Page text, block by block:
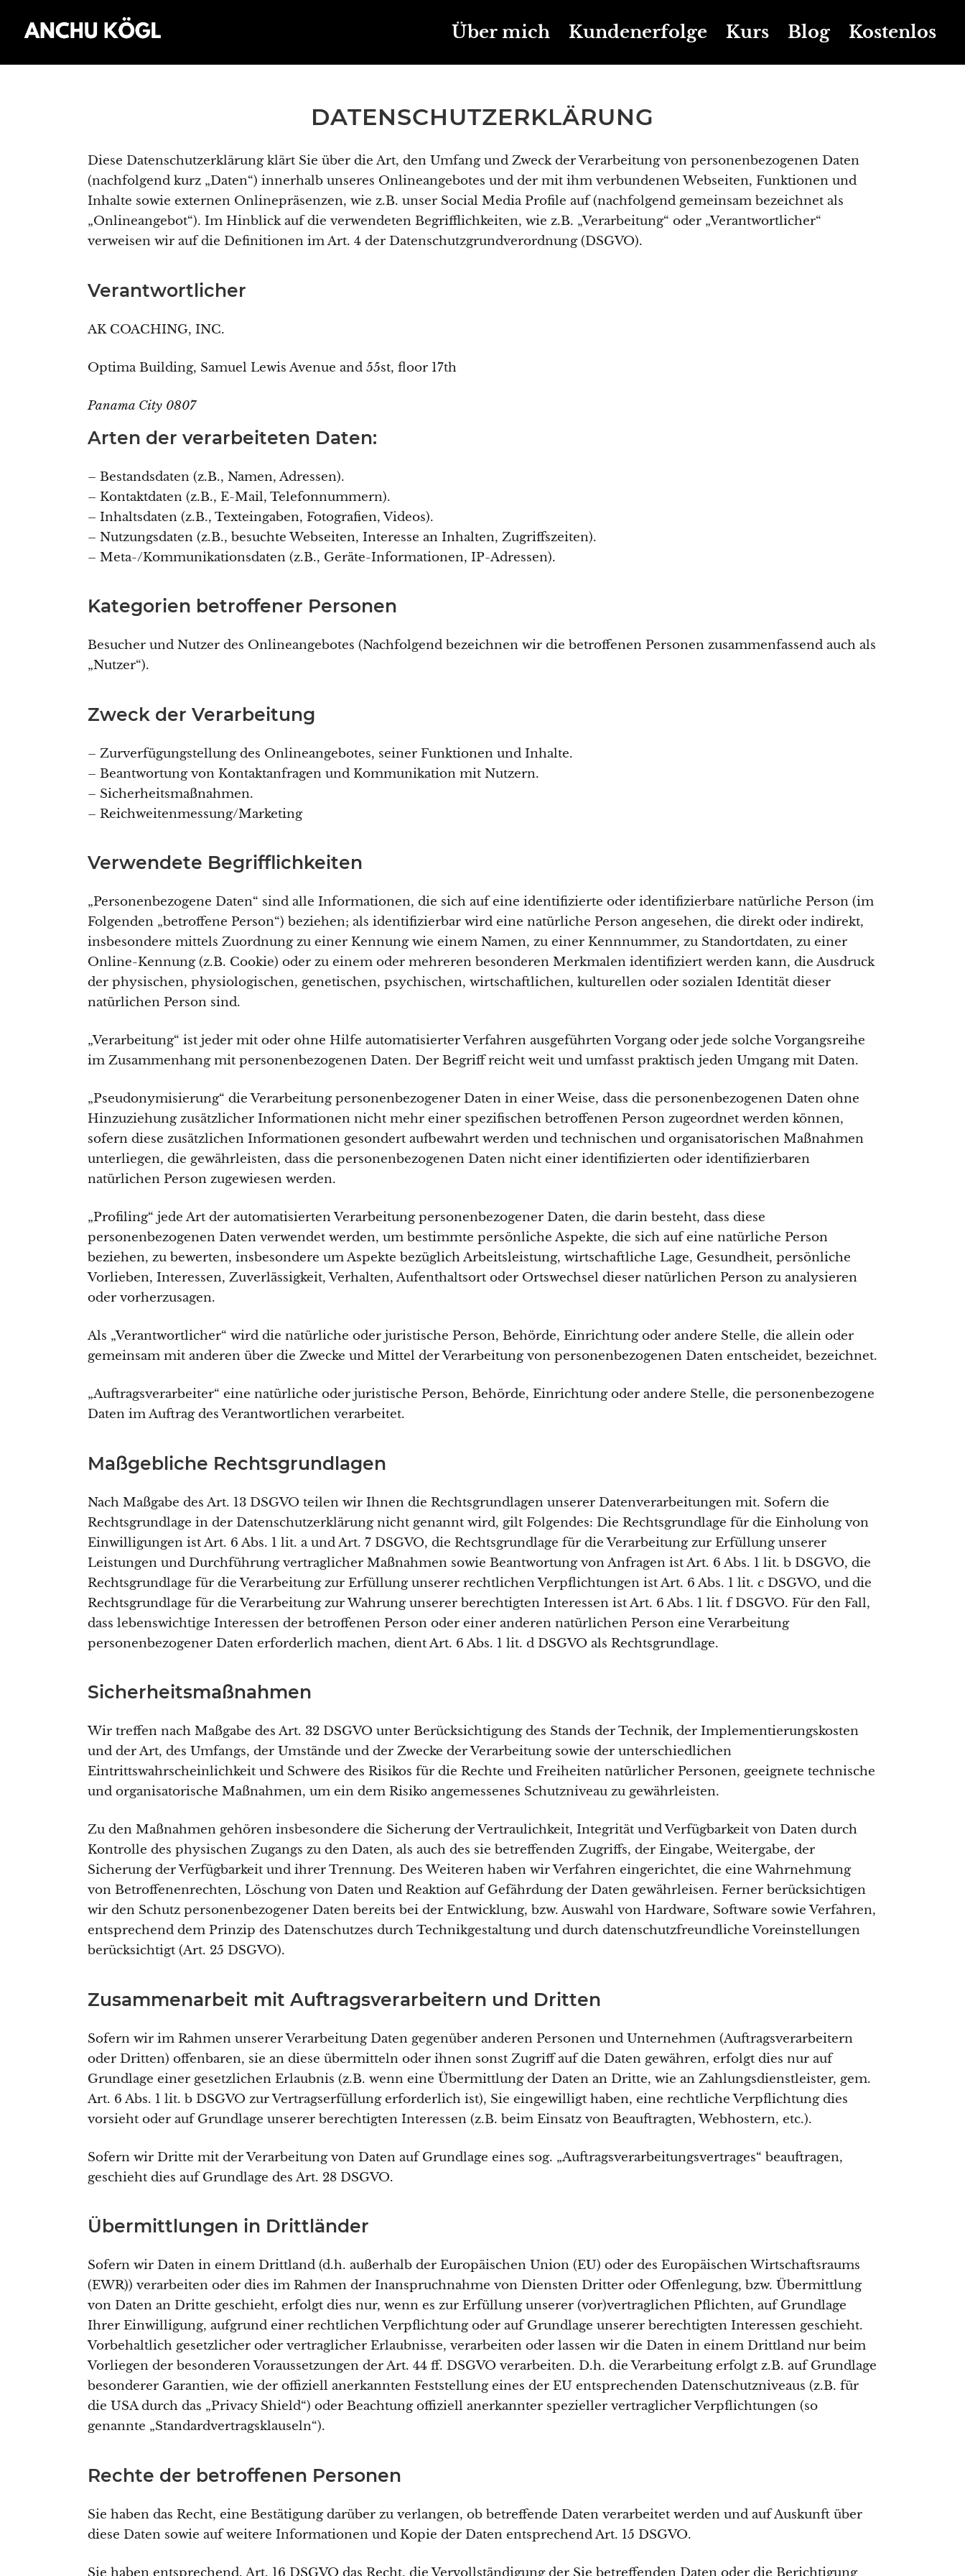
Über mich Kundenerfolge Kurs Blog Kostenlos
DATENSCHUTZERKLÄRUNG
Diese Datenschutzerklärung klärt Sie über die Art, den Umfang und Zweck der Verarbeitung von personenbezogenen Daten
(nachfolgend kurz „Daten“) innerhalb unseres Onlineangebotes und der mit ihm verbundenen Webseiten, Funktionen und
Inhalte sowie externen Onlinepräsenzen, wie z.B. unser Social Media Profile auf (nachfolgend gemeinsam bezeichnet als
„Onlineangebot“). Im Hinblick auf die verwendeten Begrifflichkeiten, wie z.B. „Verarbeitung“ oder „Verantwortlicher“
verweisen wir auf die Definitionen im Art. 4 der Datenschutzgrundverordnung (DSGVO).
Verantwortlicher
AK COACHING, INC.
Optima Building, Samuel Lewis Avenue and 55st, floor 17th
Panama City 0807
Arten der verarbeiteten Daten:
– Bestandsdaten (z.B., Namen, Adressen).
– Kontaktdaten (z.B., E-Mail, Telefonnummern).
– Inhaltsdaten (z.B., Texteingaben, Fotografien, Videos).
– Nutzungsdaten (z.B., besuchte Webseiten, Interesse an Inhalten, Zugriffszeiten).
– Meta-/Kommunikationsdaten (z.B., Geräte-Informationen, IP-Adressen).
Kategorien betroffener Personen
Besucher und Nutzer des Onlineangebotes (Nachfolgend bezeichnen wir die betroffenen Personen zusammenfassend auch als
„Nutzer“).
Zweck der Verarbeitung
– Zurverfügungstellung des Onlineangebotes, seiner Funktionen und Inhalte.
– Beantwortung von Kontaktanfragen und Kommunikation mit Nutzern.
– Sicherheitsmaßnahmen.
– Reichweitenmessung/Marketing
Verwendete Begrifflichkeiten
„Personenbezogene Daten“ sind alle Informationen, die sich auf eine identifizierte oder identifizierbare natürliche Person (im
Folgenden „betroffene Person“) beziehen; als identifizierbar wird eine natürliche Person angesehen, die direkt oder indirekt,
insbesondere mittels Zuordnung zu einer Kennung wie einem Namen, zu einer Kennnummer, zu Standortdaten, zu einer
Online-Kennung (z.B. Cookie) oder zu einem oder mehreren besonderen Merkmalen identifiziert werden kann, die Ausdruck
der physischen, physiologischen, genetischen, psychischen, wirtschaftlichen, kulturellen oder sozialen Identität dieser
natürlichen Person sind.
„Verarbeitung“ ist jeder mit oder ohne Hilfe automatisierter Verfahren ausgeführten Vorgang oder jede solche Vorgangsreihe
im Zusammenhang mit personenbezogenen Daten. Der Begriff reicht weit und umfasst praktisch jeden Umgang mit Daten.
„Pseudonymisierung“ die Verarbeitung personenbezogener Daten in einer Weise, dass die personenbezogenen Daten ohne
Hinzuziehung zusätzlicher Informationen nicht mehr einer spezifischen betroffenen Person zugeordnet werden können,
sofern diese zusätzlichen Informationen gesondert aufbewahrt werden und technischen und organisatorischen Maßnahmen
unterliegen, die gewährleisten, dass die personenbezogenen Daten nicht einer identifizierten oder identifizierbaren
natürlichen Person zugewiesen werden.
„Profiling“ jede Art der automatisierten Verarbeitung personenbezogener Daten, die darin besteht, dass diese
personenbezogenen Daten verwendet werden, um bestimmte persönliche Aspekte, die sich auf eine natürliche Person
beziehen, zu bewerten, insbesondere um Aspekte bezüglich Arbeitsleistung, wirtschaftliche Lage, Gesundheit, persönliche
Vorlieben, Interessen, Zuverlässigkeit, Verhalten, Aufenthaltsort oder Ortswechsel dieser natürlichen Person zu analysieren
oder vorherzusagen.
Als „Verantwortlicher“ wird die natürliche oder juristische Person, Behörde, Einrichtung oder andere Stelle, die allein oder
gemeinsam mit anderen über die Zwecke und Mittel der Verarbeitung von personenbezogenen Daten entscheidet, bezeichnet.
„Auftragsverarbeiter“ eine natürliche oder juristische Person, Behörde, Einrichtung oder andere Stelle, die personenbezogene
Daten im Auftrag des Verantwortlichen verarbeitet.
Maßgebliche Rechtsgrundlagen
Nach Maßgabe des Art. 13 DSGVO teilen wir Ihnen die Rechtsgrundlagen unserer Datenverarbeitungen mit. Sofern die
Rechtsgrundlage in der Datenschutzerklärung nicht genannt wird, gilt Folgendes: Die Rechtsgrundlage für die Einholung von
Einwilligungen ist Art. 6 Abs. 1 lit. a und Art. 7 DSGVO, die Rechtsgrundlage für die Verarbeitung zur Erfüllung unserer
Leistungen und Durchführung vertraglicher Maßnahmen sowie Beantwortung von Anfragen ist Art. 6 Abs. 1 lit. b DSGVO, die
Rechtsgrundlage für die Verarbeitung zur Erfüllung unserer rechtlichen Verpflichtungen ist Art. 6 Abs. 1 lit. c DSGVO, und die
Rechtsgrundlage für die Verarbeitung zur Wahrung unserer berechtigten Interessen ist Art. 6 Abs. 1 lit. f DSGVO. Für den Fall,
dass lebenswichtige Interessen der betroffenen Person oder einer anderen natürlichen Person eine Verarbeitung
personenbezogener Daten erforderlich machen, dient Art. 6 Abs. 1 lit. d DSGVO als Rechtsgrundlage.
Sicherheitsmaßnahmen
Wir treffen nach Maßgabe des Art. 32 DSGVO unter Berücksichtigung des Stands der Technik, der Implementierungskosten
und der Art, des Umfangs, der Umstände und der Zwecke der Verarbeitung sowie der unterschiedlichen
Eintrittswahrscheinlichkeit und Schwere des Risikos für die Rechte und Freiheiten natürlicher Personen, geeignete technische
und organisatorische Maßnahmen, um ein dem Risiko angemessenes Schutzniveau zu gewährleisten.
Zu den Maßnahmen gehören insbesondere die Sicherung der Vertraulichkeit, Integrität und Verfügbarkeit von Daten durch
Kontrolle des physischen Zugangs zu den Daten, als auch des sie betreffenden Zugriffs, der Eingabe, Weitergabe, der
Sicherung der Verfügbarkeit und ihrer Trennung. Des Weiteren haben wir Verfahren eingerichtet, die eine Wahrnehmung
von Betroffenenrechten, Löschung von Daten und Reaktion auf Gefährdung der Daten gewährleisen. Ferner berücksichtigen
wir den Schutz personenbezogener Daten bereits bei der Entwicklung, bzw. Auswahl von Hardware, Software sowie Verfahren,
entsprechend dem Prinzip des Datenschutzes durch Technikgestaltung und durch datenschutzfreundliche Voreinstellungen
berücksichtigt (Art. 25 DSGVO).
Zusammenarbeit mit Auftragsverarbeitern und Dritten
Sofern wir im Rahmen unserer Verarbeitung Daten gegenüber anderen Personen und Unternehmen (Auftragsverarbeitern
oder Dritten) offenbaren, sie an diese übermitteln oder ihnen sonst Zugriff auf die Daten gewähren, erfolgt dies nur auf
Grundlage einer gesetzlichen Erlaubnis (z.B. wenn eine Übermittlung der Daten an Dritte, wie an Zahlungsdienstleister, gem.
Art. 6 Abs. 1 lit. b DSGVO zur Vertragserfüllung erforderlich ist), Sie eingewilligt haben, eine rechtliche Verpflichtung dies
vorsieht oder auf Grundlage unserer berechtigten Interessen (z.B. beim Einsatz von Beauftragten, Webhostern, etc.).
Sofern wir Dritte mit der Verarbeitung von Daten auf Grundlage eines sog. „Auftragsverarbeitungsvertrages“ beauftragen,
geschieht dies auf Grundlage des Art. 28 DSGVO.
Übermittlungen in Drittländer
Sofern wir Daten in einem Drittland (d.h. außerhalb der Europäischen Union (EU) oder des Europäischen Wirtschaftsraums
(EWR)) verarbeiten oder dies im Rahmen der Inanspruchnahme von Diensten Dritter oder Offenlegung, bzw. Übermittlung
von Daten an Dritte geschieht, erfolgt dies nur, wenn es zur Erfüllung unserer (vor)vertraglichen Pflichten, auf Grundlage
Ihrer Einwilligung, aufgrund einer rechtlichen Verpflichtung oder auf Grundlage unserer berechtigten Interessen geschieht.
Vorbehaltlich gesetzlicher oder vertraglicher Erlaubnisse, verarbeiten oder lassen wir die Daten in einem Drittland nur beim
Vorliegen der besonderen Voraussetzungen der Art. 44 ff. DSGVO verarbeiten. D.h. die Verarbeitung erfolgt z.B. auf Grundlage
besonderer Garantien, wie der offiziell anerkannten Feststellung eines der EU entsprechenden Datenschutzniveaus (z.B. für
die USA durch das „Privacy Shield“) oder Beachtung offiziell anerkannter spezieller vertraglicher Verpflichtungen (so
genannte „Standardvertragsklauseln“).
Rechte der betroffenen Personen
Sie haben das Recht, eine Bestätigung darüber zu verlangen, ob betreffende Daten verarbeitet werden und auf Auskunft über
diese Daten sowie auf weitere Informationen und Kopie der Daten entsprechend Art. 15 DSGVO.
Sie haben entsprechend. Art. 16 DSGVO das Recht, die Vervollständigung der Sie betreffenden Daten oder die Berichtigung